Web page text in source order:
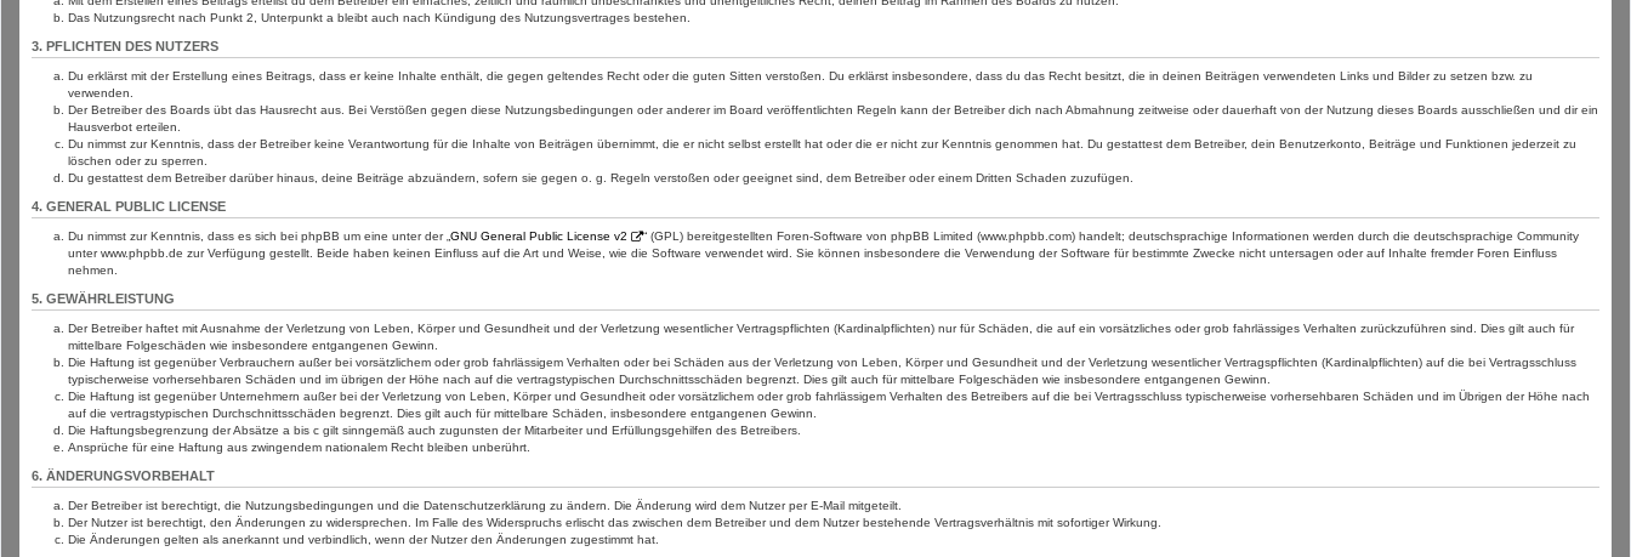
Das Nutzungsrecht nach Punkt 2, Unterpunkt a bleibt auch nach Kündigung des Nutzungsvertrages bestehen.
3. PFLICHTEN DES NUTZERS
Du erklärst mit der Erstellung eines Beitrags, dass er keine Inhalte enthält, die gegen geltendes Recht oder die guten Sitten verstoßen. Du erklärst insbesondere, dass du das Recht besitzt, die in deinen Beiträgen verwendeten Links und Bilder zu setzen bzw. zu
verwenden.
Der Betreiber des Boards übt das Hausrecht aus. Bei Verstößen gegen diese Nutzungsbedingungen oder anderer im Board veröffentlichten Regeln kann der Betreiber dich nach Abmahnung zeitweise oder dauerhaft von der Nutzung dieses Boards ausschließen und dir ein
Hausverbot erteilen.
Du nimmst zur Kenntnis, dass der Betreiber keine Verantwortung für die Inhalte von Beiträgen übernimmt, die er nicht selbst erstellt hat oder die er nicht zur Kenntnis genommen hat. Du gestattest dem Betreiber, dein Benutzerkonto, Beiträge und Funktionen jederzeit zu
löschen oder zu sperren.
Du gestattest dem Betreiber darüber hinaus, deine Beiträge abzuändern, sofern sie gegen o. g. Regeln verstoßen oder geeignet sind, dem Betreiber oder einem Dritten Schaden zuzufügen.
4. GENERAL PUBLIC LICENSE
Du nimmst zur Kenntnis, dass es sich bei phpBB um eine unter der „ GNU General Public License v2
“ (GPL) bereitgestellten Foren-Software von phpBB Limited (www.phpbb.com) handelt; deutschsprachige Informationen werden durch die deutschsprachige Community
unter www.phpbb.de zur Verfügung gestellt. Beide haben keinen Einfluss auf die Art und Weise, wie die Software verwendet wird. Sie können insbesondere die Verwendung der Software für bestimmte Zwecke nicht untersagen oder auf Inhalte fremder Foren Einfluss
nehmen.
5. GEWÄHRLEISTUNG
Der Betreiber haftet mit Ausnahme der Verletzung von Leben, Körper und Gesundheit und der Verletzung wesentlicher Vertragspflichten (Kardinalpflichten) nur für Schäden, die auf ein vorsätzliches oder grob fahrlässiges Verhalten zurückzuführen sind. Dies gilt auch für
mittelbare Folgeschäden wie insbesondere entgangenen Gewinn.
Die Haftung ist gegenüber Verbrauchern außer bei vorsätzlichem oder grob fahrlässigem Verhalten oder bei Schäden aus der Verletzung von Leben, Körper und Gesundheit und der Verletzung wesentlicher Vertragspflichten (Kardinalpflichten) auf die bei Vertragsschluss
typischerweise vorhersehbaren Schäden und im übrigen der Höhe nach auf die vertragstypischen Durchschnittsschäden begrenzt. Dies gilt auch für mittelbare Folgeschäden wie insbesondere entgangenen Gewinn.
Die Haftung ist gegenüber Unternehmern außer bei der Verletzung von Leben, Körper und Gesundheit oder vorsätzlichem oder grob fahrlässigem Verhalten des Betreibers auf die bei Vertragsschluss typischerweise vorhersehbaren Schäden und im Übrigen der Höhe nach
auf die vertragstypischen Durchschnittsschäden begrenzt. Dies gilt auch für mittelbare Schäden, insbesondere entgangenen Gewinn.
Die Haftungsbegrenzung der Absätze a bis c gilt sinngemäß auch zugunsten der Mitarbeiter und Erfüllungsgehilfen des Betreibers.
Ansprüche für eine Haftung aus zwingendem nationalem Recht bleiben unberührt.
6. ÄNDERUNGSVORBEHALT
Der Betreiber ist berechtigt, die Nutzungsbedingungen und die Datenschutzerklärung zu ändern. Die Änderung wird dem Nutzer per E-Mail mitgeteilt.
Der Nutzer ist berechtigt, den Änderungen zu widersprechen. Im Falle des Widerspruchs erlischt das zwischen dem Betreiber und dem Nutzer bestehende Vertragsverhältnis mit sofortiger Wirkung.
Die Änderungen gelten als anerkannt und verbindlich, wenn der Nutzer den Änderungen zugestimmt hat.